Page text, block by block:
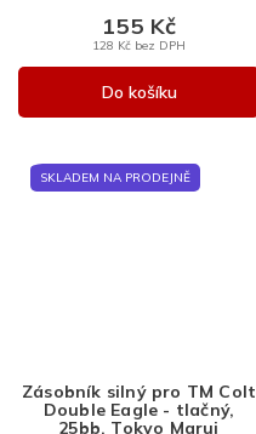
128 Kč bez DPH
155 Kč
Do košíku
SKLADEM NA PRODEJNĚ
Zásobník silný pro TM Colt
Double Eagle - tlačný,
25bb, Tokyo Marui